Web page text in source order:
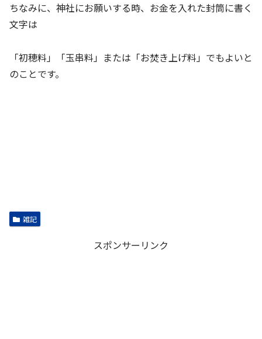
ちなみに、神社にお願いする時、お金を入れた封筒に書く
文字は
「初穂料」「玉串料」または「お焚き上げ料」でもよいと
のことです。
雑記
スポンサーリンク